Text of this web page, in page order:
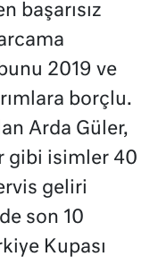
başarısız
2019 ve
borçlu.
Arda Güler,
gibi isimler 40
geliri
son 10
Kupası